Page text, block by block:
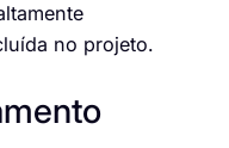
no projeto.